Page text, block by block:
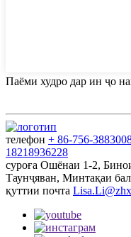
Паёми худро дар ин ҷо
телефон + 86-756-
18218936228
суроға Ошёнаи 1-2,
Таунҷяван, Минтақаи
қуттии почта